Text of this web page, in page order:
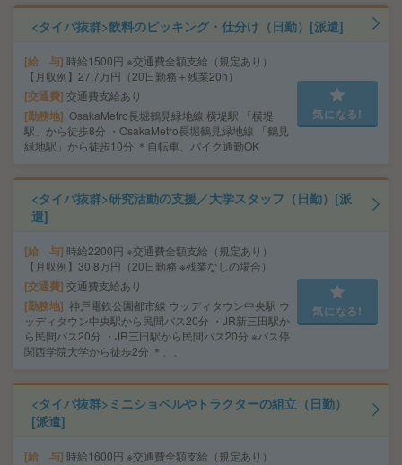
<タイパ抜群>飲料のピッキング・仕分け（日勤）[派遣]
給 与 時給1500円 ※交通費全額支給（規定あり）
【月収例】27.7万円（20日勤務＋残業20h）
交通費 交通費支給あり
勤務地 OsakaMetro長堀鶴見緑地線 横堤駅 「横堤
駅」から徒歩8分 ・OsakaMetro長堀鶴見緑地線 「鶴見
緑地駅」から徒歩10分 ＊自転車、バイク通勤OK
気になる!
<タイパ抜群>研究活動の支援／大学スタッフ（日勤）[派
遣]
給 与 時給2200円 ※交通費全額支給（規定あり）
【月収例】30.8万円（20日勤務 ※残業なしの場合）
交通費 交通費支給あり
勤務地 神戸電鉄公園都市線 ウッディタウン中央駅 ウ
ッディタウン中央駅から民間バス20分 ・JR新三田駅か
ら民間バス20分 ・JR三田駅から民間バス20分 ※バス停
関西学院大学から徒歩2分 ＊、、
気になる!
<タイパ抜群>ミニショベルやトラクターの組立（日勤）
[派遣]
給 与 時給1600円 ※交通費全額支給（規定あり）